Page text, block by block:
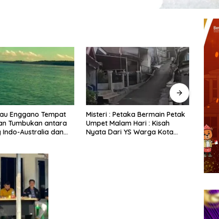
Bermain Petak
Hari : Kisah
YS Warga Kota
Hutama Karya Dukung
Gerakan Nasional Zero ODOL
Melalui Kampanye Selamat